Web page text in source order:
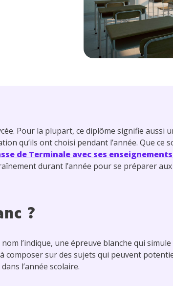
Pour la plupart, ce diplôme signifie aussi
qu’ils ont choisi pendant l’année. Que ce
de Terminale avec ses
durant l’année pour se préparer
?
l’indique, une épreuve blanche qui
composer sur des sujets qui peuvent
l’année scolaire.